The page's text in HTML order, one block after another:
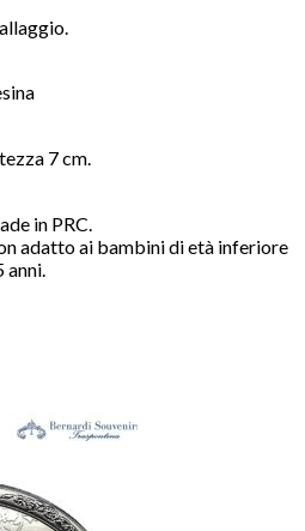
7 cm.
in PRC.
adatto ai bambini di età inferiore
anni.